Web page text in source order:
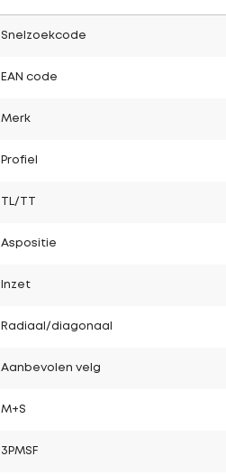
Snelzoekcode
EAN code
Merk
Profiel
TL/TT
Aspositie
Inzet
Radiaal/diagonaal
Aanbevolen velg
M+S
3PMSF